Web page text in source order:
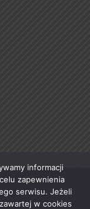
informacji
zapewnienia
serwisu. Jeżeli
w cookies